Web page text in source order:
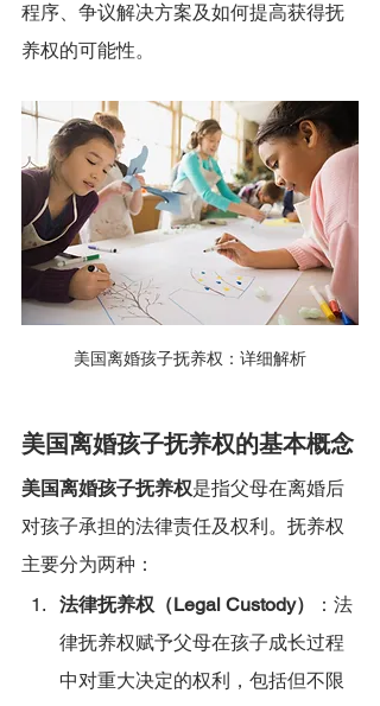
程序、争议解决方案及如何提高获得抚
养权的可能性。
美国离婚孩子抚养权：详细解析
美国离婚孩子抚养权的基本概念
美国离婚孩子抚养权是指父母在离婚后
对孩子承担的法律责任及权利。抚养权
主要分为两种：
法律抚养权（Legal Custody）
：法
律抚养权赋予父母在孩子成长过程
中对重大决定的权利，包括但不限